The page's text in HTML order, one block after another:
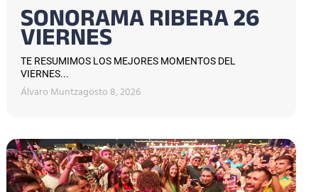
SONORAMA RIBERA 26
VIERNES
TE RESUMIMOS LOS MEJORES MOMENTOS DEL
VIERNES...
Álvaro Muntzagosto 8, 2026